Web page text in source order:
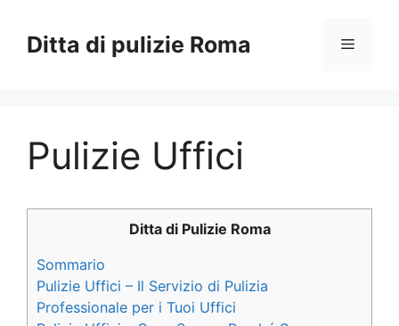
contenuto
Ditta di pulizie Roma Menu
Pulizie Uffici
Ditta di Pulizie Roma
Sommario
Pulizie Uffici – Il Servizio di Pulizia
Professionale per i Tuoi Uffici